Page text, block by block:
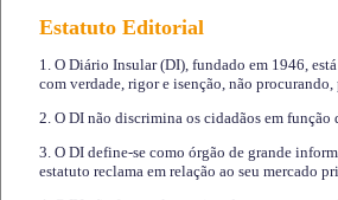
Estatuto Editorial
1. O Diário Insular (DI), fundado em 1946,
com verdade, rigor e isenção, não
2. O DI não discrimina os cidadãos em
3. O DI define-se como órgão de grande
estatuto reclama em relação ao seu mercado